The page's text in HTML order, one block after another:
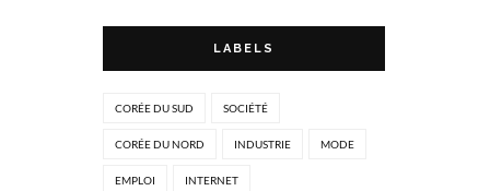
LABELS
CORÉE DU SUD SOCIÉTÉ
CORÉE DU NORD INDUSTRIE MODE
EMPLOI INTERNET